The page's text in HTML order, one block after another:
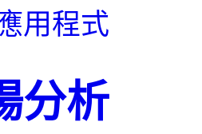
用程式
分析